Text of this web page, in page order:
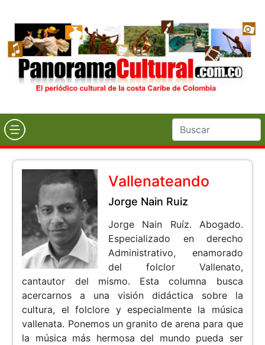
Vallenateando
Jorge Nain Ruiz
Jorge Nain Ruíz. Abogado.
Especializado en derecho
Administrativo, enamorado
del folclor Vallenato,
cantautor del mismo. Esta columna busca
acercarnos a una visión didáctica sobre la
cultura, el folclore y especialmente la música
vallenata. Ponemos un granito de arena para que
la música más hermosa del mundo pueda ser